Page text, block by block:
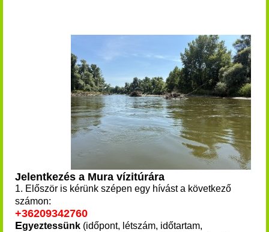
Jelentkezés a Mura vízitúrára
1. Először is kérünk szépen egy hívást a következő
számon: ​
+36209342760
Egyeztessünk (időpont, létszám, időtartam,